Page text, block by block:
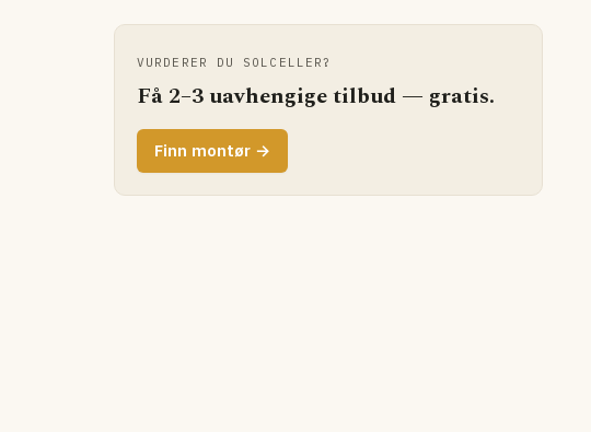
VURDERER DU SOLCELLER?
Få 2–3 uavhengige tilbud — gratis.
Finn montør →